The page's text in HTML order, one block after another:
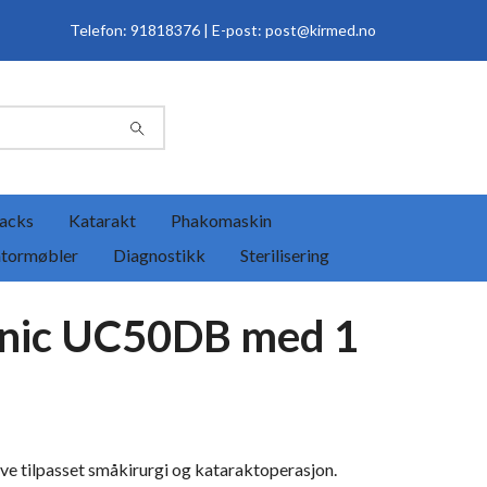
Telefon: 91818376 | E-post: post@kirmed.no
Katarakt
Phakomaskin
Diagnostikk Sterilisering
UC50DB med 1
tilpasset småkirurgi og kataraktoperasjon.